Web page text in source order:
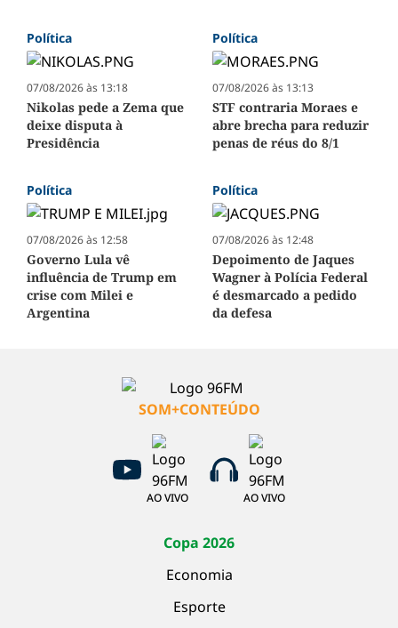
Política
07/08/2026 às 13:18
Nikolas pede a Zema que
deixe disputa à
Presidência
Política
07/08/2026 às 13:13
STF contraria Moraes e
abre brecha para reduzir
penas de réus do 8/1
Política
07/08/2026 às 12:58
Governo Lula vê
influência de Trump em
crise com Milei e
Argentina
Política
07/08/2026 às 12:48
Depoimento de Jaques
Wagner à Polícia Federal
é desmarcado a pedido
da defesa
SOM+CONTEÚDO
AO VIVO AO VIVO
Copa 2026
Economia
Esporte